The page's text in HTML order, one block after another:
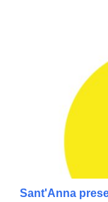
Sant'Anna